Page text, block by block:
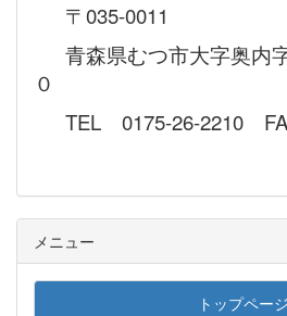
〒035-0011
青森県むつ市大字奥内
０
TEL 0175-26-2210
メニュー
トップページ